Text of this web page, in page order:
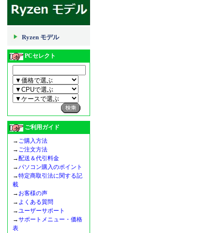
Ryzen モデル
PCセレクト
ご利用ガイド
→ ご購入方法
→ ご注文方法
→配送＆代引料金
→パソコン購入のポイント
→特定商取引法に関する記
載
→ お客様の声
→ よくある質問
→ユーザーサポート
→サポートメニュー・価格
表